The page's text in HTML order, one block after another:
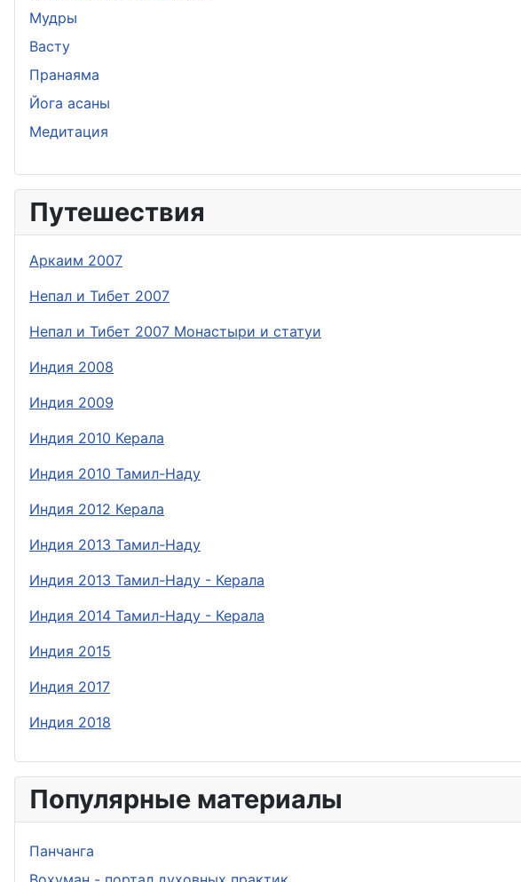
Мудры
Васту
Пранаяма
Йога асаны
Медитация
Путешествия
Аркаим 2007
Непал и Тибет 2007
Непал и Тибет 2007 Монастыри и статуи
Индия 2008
Индия 2009
Индия 2010 Керала
Индия 2010 Тамил-Наду
Индия 2012 Керала
Индия 2013 Тамил-Наду
Индия 2013 Тамил-Наду - Керала
Индия 2014 Тамил-Наду - Керала
Индия 2015
Индия 2017
Индия 2018
Популярные материалы
Панчанга